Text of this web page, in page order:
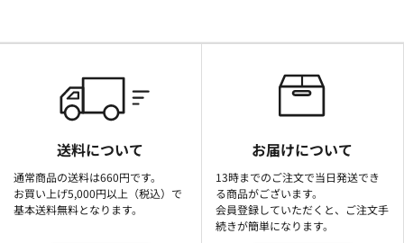
送料について
通常商品の送料は660円です。
お買い上げ5,000円以上（税込）で
基本送料無料となります。
お届けについて
13時までのご注文で当日発送でき
る商品がございます。
会員登録していただくと、ご注文手
続きが簡単になります。